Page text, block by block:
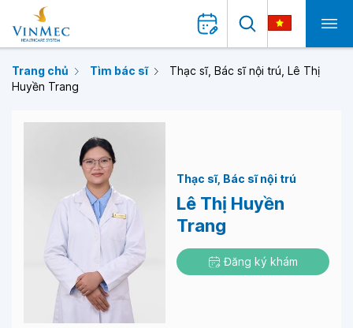
Trang chủ Tìm bác sĩ
Thạc sĩ, Bác sĩ nội trú, Lê Thị
Huyền Trang
Thạc sĩ Bác sĩ nội trú
Lê Thị Huyền
Trang
Đăng ký khám